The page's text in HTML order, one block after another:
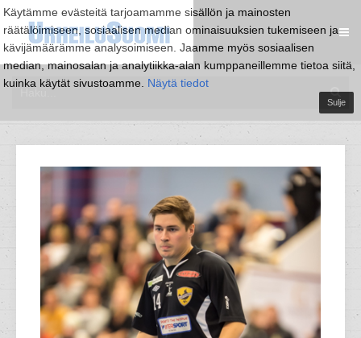
Käytämme evästeitä tarjoamamme sisällön ja mainosten
räätälöimiseen, sosiaalisen median ominaisuuksien tukemiseen ja
kävijämäärämme analysoimiseen. Jaamme myös sosiaalisen
median, mainosalan ja analytiikka-alan kumppaneillemme tietoa siitä,
kuinka käytät sivustoamme. Näytä tiedot
Sulje